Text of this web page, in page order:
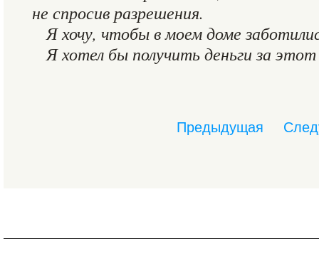
не спросив разрешения.
Я хочу, чтобы в моем доме
Я хотел бы получить деньги за
Предыдущая